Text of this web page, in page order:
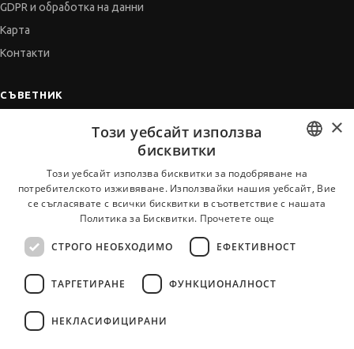
GDPR и обработка на данни
Карта
Контакти
СЪВЕТНИК
Когато получим оферта
Vihra AI
За новодошли
BULGARIAN
ENGLISH
×
Този уебсайт използва
бисквитки
Този уебсайт използва бисквитки за подобряване на
потребителското изживяване. Използвайки нашия уебсайт, Вие
се съгласявате с всички бисквитки в съответствие с нашата
Политика за Бисквитки. Прочетете още
СТРОГО НЕОБХОДИМО ЕФЕКТИВНОСТ
ТАРГЕТИРАНЕ ФУНКЦИОНАЛНОСТ
НЕКЛАСИФИЦИРАНИ